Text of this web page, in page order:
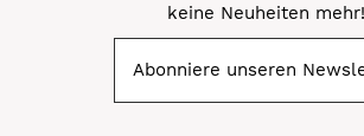
keine Neuheiten mehr!
Abonniere unseren